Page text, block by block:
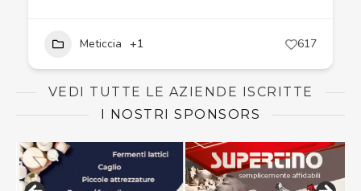
Meticcia +1 617
VEDI TUTTE LE AZIENDE ISCRITTE
I NOSTRI SPONSORS